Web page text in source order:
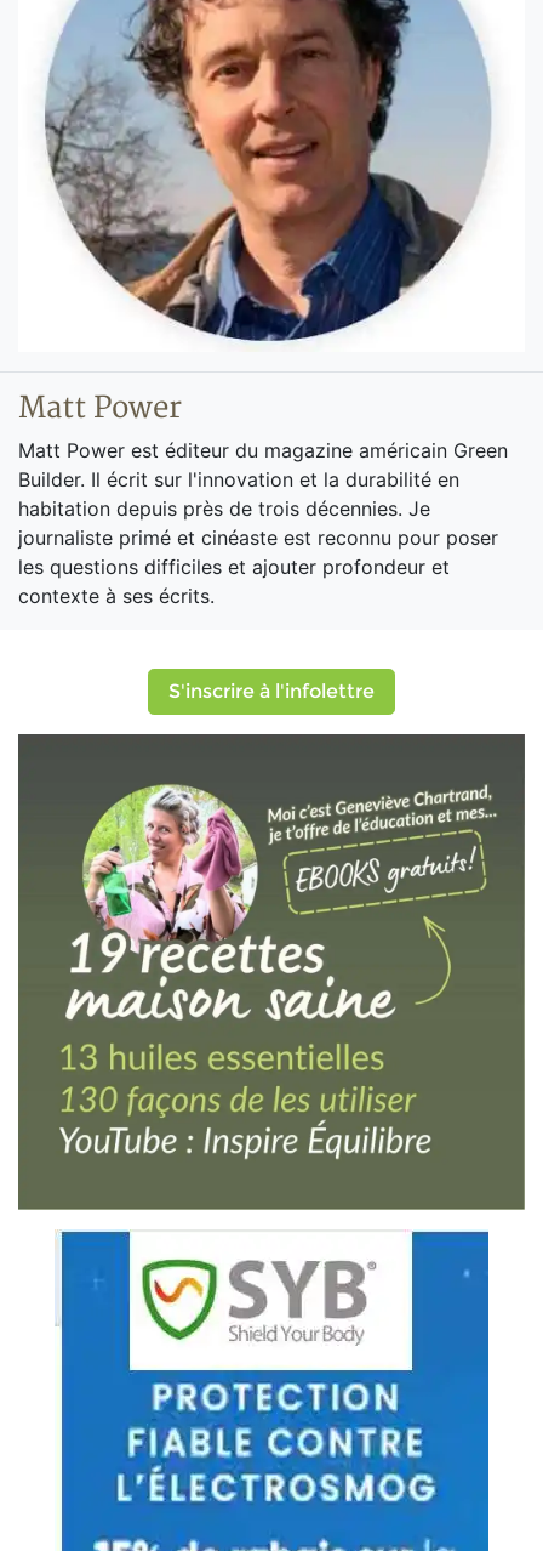
Matt Power
Matt Power est éditeur du magazine américain Green
Builder. Il écrit sur l'innovation et la durabilité en
habitation depuis près de trois décennies. Je
journaliste primé et cinéaste est reconnu pour poser
les questions difficiles et ajouter profondeur et
contexte à ses écrits.
S'inscrire à l'infolettre